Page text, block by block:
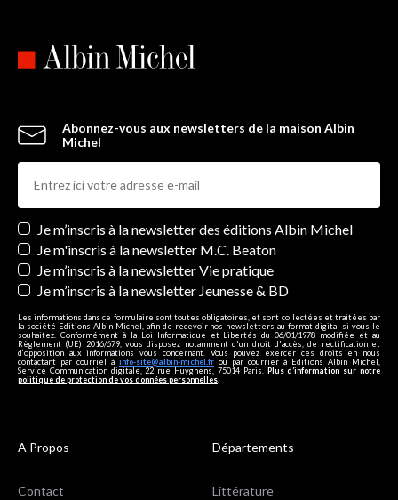
Abonnez-vous aux newsletters de la maison Albin
Michel
Newsletters
Je m’inscris à la newsletter des éditions Albin Michel
Je m'inscris à la newsletter M.C. Beaton
Je m’inscris à la newsletter Vie pratique
Je m’inscris à la newsletter Jeunesse & BD
Les informations dans ce formulaire sont toutes obligatoires, et sont collectées et traitées par
la société Editions Albin Michel, afin de recevoir nos newsletters au format digital si vous le
souhaitez. Conformément à la Loi Informatique et Libertés du 06/01/1978 modifiée et au
Règlement (UE) 2016/679, vous disposez notamment d'un droit d'accès, de rectification et
d’opposition aux informations vous concernant. Vous pouvez exercer ces droits en nous
contactant par courriel à info-site@albin-michel.fr ou par courrier à Editions Albin Michel,
Service Communication digitale, 22 rue Huyghens, 75014 Paris. Plus d’information sur notre
politique de protection de vos données personnelles
A Propos
Contact
Départements
Littérature